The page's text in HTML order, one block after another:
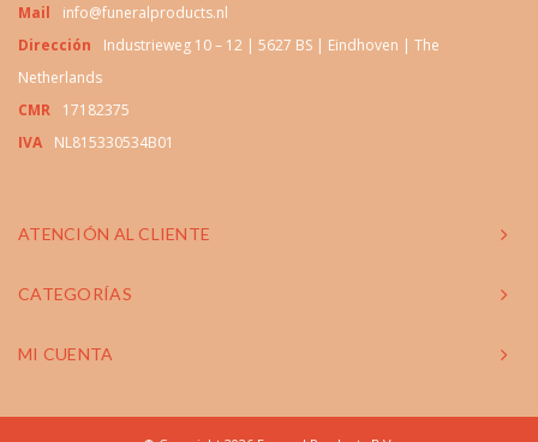
Mail
info@funeralproducts.nl
Dirección
Industrieweg 10 – 12 | 5627 BS | Eindhoven | The
Netherlands
CMR
17182375
IVA
NL815330534B01
ATENCIÓN AL CLIENTE
CATEGORÍAS
MI CUENTA